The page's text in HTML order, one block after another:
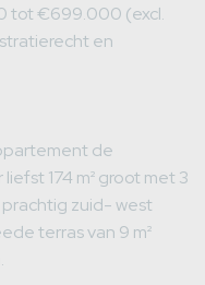
tot €699.000 (excl.
en
de
174 m² groot met 3
zuid- west
terras van 9 m²